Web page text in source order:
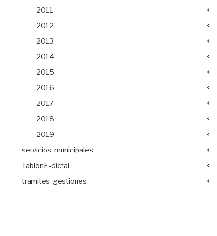
2011
2012
2013
2014
2015
2016
2017
2018
2019
servicios-municipales
TablonE-dictal
tramites-gestiones